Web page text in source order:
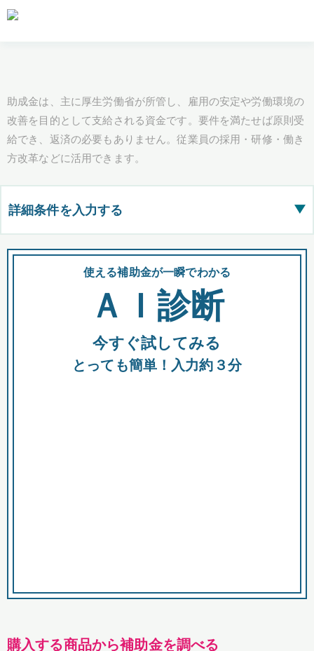
助成金は、主に厚生労働省が所管し、雇用の安定や労働環境の
改善を目的として支給される資金です。要件を満たせば原則受
給でき、返済の必要もありません。従業員の採用・研修・働き
方改革などに活用できます。
詳細条件を入力する ▶
都道府県
全国の検索結果を含めて表示
助成金 融資 出資
使える補助金が一瞬でわかる
ＡＩ診断
今すぐ試してみる
とっても簡単！入力約３分
購入する商品から補助金を調べる